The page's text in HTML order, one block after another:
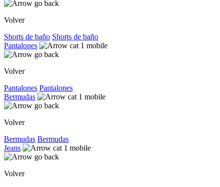
Volver
Shorts de baño Shorts de baño
Pantalones
Volver
Pantalones Pantalones
Bermudas
Volver
Bermudas Bermudas
Jeans
Volver